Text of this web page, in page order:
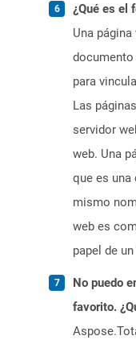
¿Qué es el
Una
para
Las
servidor
web. Una
que es una
mismo
web es
papel de
No puedo
favorito.